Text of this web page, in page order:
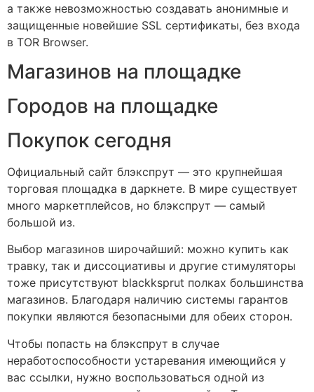
а также невозможностью создавать анонимные и
защищенные новейшие SSL сертификаты, без входа
в TOR Browser.
Магазинов на площадке
Городов на площадке
Покупок сегодня
Официальный сайт блэкспрут — это крупнейшая
торговая площадка в даркнете. В мире существует
много маркетплейсов, но блэкспрут — самый
большой из.
Выбор магазинов широчайший: можно купить как
травку, так и диссоциативы и другие стимуляторы
тоже присутствуют blackksprut полках большинства
магазинов. Благодаря наличию системы гарантов
покупки являются безопасными для обеих сторон.
Чтобы попасть на блэкспрут в случае
неработоспособности устаревания имеющийся у
вас ссылки, нужно воспользоваться одной из